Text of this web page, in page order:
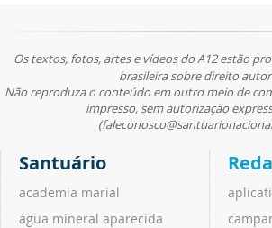
Os textos, fotos, artes e vídeos do A12 estão
brasileira sobre direito
Não reproduza o conteúdo em outro meio de
impresso, sem autorização
Santuário
academia marial
água mineral aparecida